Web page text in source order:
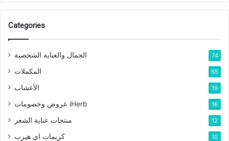
Categories
الجمال والعناية الشخصية 74
المكملات 65
الأعشاب 19
عروض وخصومات iHerb 16
منتجات عناية الشعر 12
كريمات اي هيرب 10